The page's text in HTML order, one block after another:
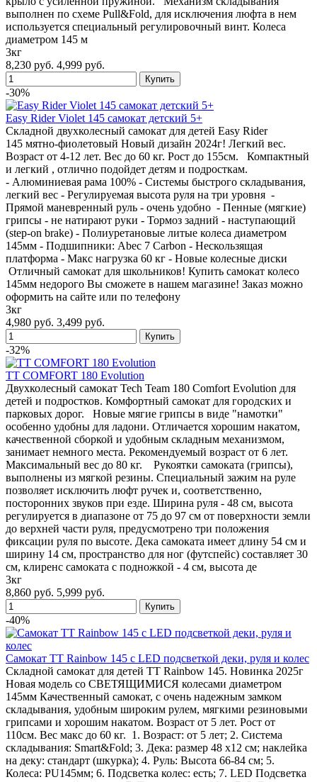
выполнен по схеме Pull&Fold, для исключения люфта в нем
используется специальный регулировочный винт. Колеса
диаметром 145 м
3кг
8,230 руб. 4,999 руб.
-30%
Easy Rider Violet 145 самокат детский 5+
Складной двухколесный самокат для детей Easy Rider
145 мятно-фиолетовый Новый дизайн 2024г! Легкий вес.
Возраст от 4-12 лет. Вес до 60 кг. Рост до 155см. Компактный
и легкий , отлично подойдет детям и подросткам.
- Алюминиевая рама 100% - Системы быстрого складывания,
легкий вес - Регулируемая высота руля на три уровня -
Прямой маневренный руль - очень удобно - Пенные (мягкие)
грипсы - не натирают руки - Тормоз задний - наступающий
(step-on brake) - Полиуретановые литые колеса диаметром
145мм - Подшипники: Abec 7 Carbon - Нескользящая
платформа - Макс нагрузка 60 кг - Новые колесные диски
Отличный самокат для школьников! Купить самокат колесо
145мм недорого Вы сможете в нашем магазине! Заказ можно
оформить на сайте или по телефону
3кг
4,980 руб. 3,499 руб.
-32%
TT COMFORT 180 Evolution
Двухколесный самокат Tech Team 180 Comfort Evolution для
детей и подростков. Комфортный самокат для городских и
парковых дорог. Новые мягие грипсы в виде "намотки"
особенно удобны для ладони. Отличается хорошим накатом,
качественной сборкой и удобным складным механизмом,
занимает немного места. Рекомендуемый возраст от 6 лет.
Максимальный вес до 80 кг. Рукоятки самоката (грипсы),
выполнены из мягкой резины. Специальный зажим на руле
позволяет исключить люфт ручек и, соответственно,
посторонних звуков при езде. Ширина руля - 48 см, высота
регулируется в диапазоне от 75 до 97 см от поверхности земли
до верхней части руля, предусмотрено три положения
фиксации руля по высоте. Дека самоката имеет длину 54 см и
ширину 14 см, пространство для ног (футспейс) составляет 30
см, клиренс самоката с подножкой - 4 см, высота де
3кг
8,860 руб. 5,999 руб.
-40%
Самокат TT Rainbow 145 с LED подсветкой деки, руля и колес
Складной самокат для детей TT Rainbow 145. Новинка 2025г
Новая модель со СВЕТЯЩИМИСЯ колесами диаметром
145мм Качественный самокат, с очень надежным замком
складывания, удобным широким рулем, мягкими резиновыми
грипсами и хорошим накатом. Возраст от 5 лет. Рост от
110см. Вес макс до 60 кг. 1. Возраст: от 5 лет; 2. Система
складывания: Smart&Fold; 3. Дека: размер 48 х12 см; наклейка
на деку: стандарт (шкурка); 4. Руль: Высота 66-84 см; 5.
Колеса: PU145мм; 6. Подсветка колес: есть; 7. LED Подсветка